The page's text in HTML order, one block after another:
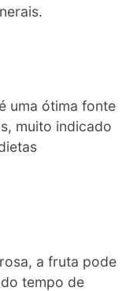
uma ótima fonte
muito indicado
a fruta pode
tempo de